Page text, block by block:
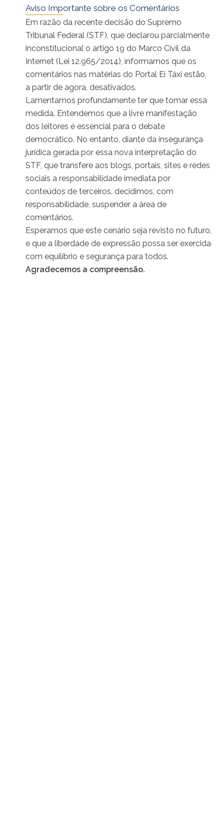
Aviso Importante sobre os Comentários
Em razão da recente decisão do Supremo
Tribunal Federal (STF), que declarou parcialmente
inconstitucional o artigo 19 do Marco Civil da
Internet (Lei 12.965/2014), informamos que os
comentários nas matérias do Portal Ei Táxi estão,
a partir de agora, desativados.
Lamentamos profundamente ter que tomar essa
medida. Entendemos que a livre manifestação
dos leitores é essencial para o debate
democrático. No entanto, diante da insegurança
jurídica gerada por essa nova interpretação do
STF, que transfere aos blogs, portais, sites e redes
sociais a responsabilidade imediata por
conteúdos de terceiros, decidimos, com
responsabilidade, suspender a área de
comentários.
Esperamos que este cenário seja revisto no futuro,
e que a liberdade de expressão possa ser exercida
com equilíbrio e segurança para todos.
Agradecemos a compreensão.